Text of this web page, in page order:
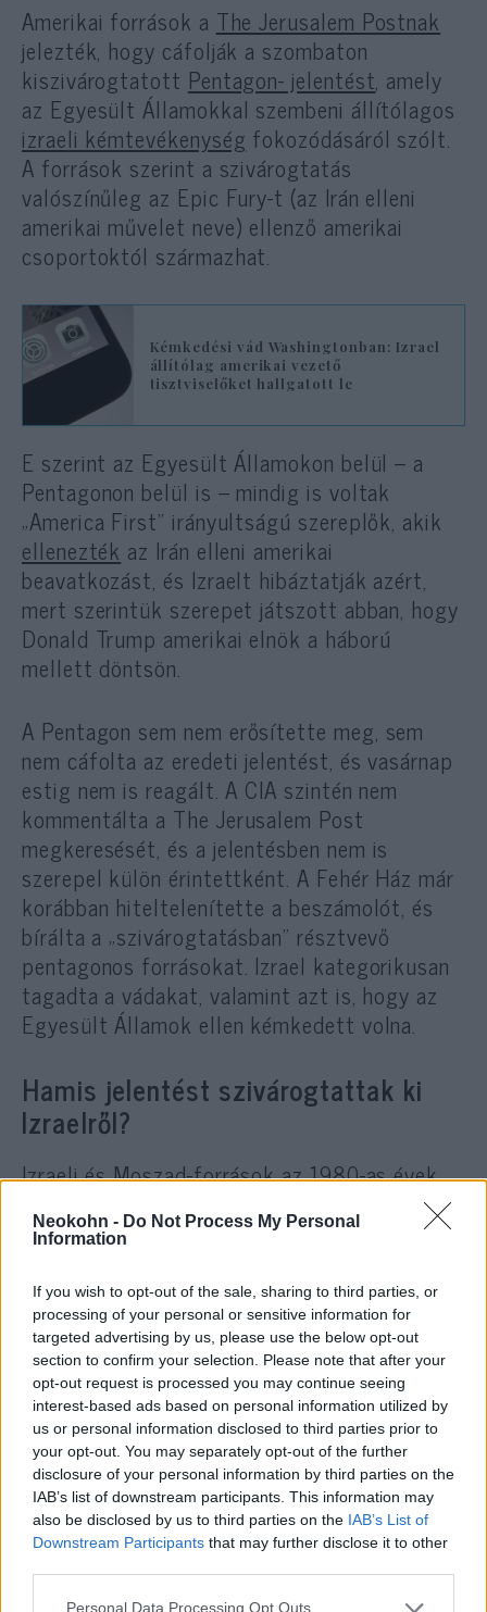
Neokohn - Do Not Process My Personal
Information
If you wish to opt-out of the sale, sharing to third parties, or
processing of your personal or sensitive information for
targeted advertising by us, please use the below opt-out
section to confirm your selection. Please note that after your
opt-out request is processed you may continue seeing
interest-based ads based on personal information utilized by
us or personal information disclosed to third parties prior to
your opt-out. You may separately opt-out of the further
disclosure of your personal information by third parties on the
IAB’s list of downstream participants. This information may
also be disclosed by us to third parties on the IAB’s List of
Downstream Participants that may further disclose it to other
Please note that this website/app uses one or more Google
Personal Data Processing Opt Outs
Amerikai források a The Jerusalem Postnak
jelezték, hogy cáfolják a szombaton
kiszivárogtatott Pentagon- jelentést, amely
az Egyesült Államokkal szembeni állítólagos
izraeli kémtevékenység fokozódásáról szólt.
A források szerint a szivárogtatás
valószínűleg az Epic Fury-t (az Irán elleni
amerikai művelet neve) ellenző amerikai
csoportoktól származhat.
Kémkedési vád Washingtonban: Izrael
állítólag amerikai vezető
tisztviselőket hallgatott le
E szerint az Egyesült Államokon belül – a
Pentagonon belül is – mindig is voltak
„America First” irányultságú szereplők, akik
ellenezték az Irán elleni amerikai
beavatkozást, és Izraelt hibáztatják azért,
mert szerintük szerepet játszott abban, hogy
Donald Trump amerikai elnök a háború
mellett döntsön.
A Pentagon sem nem erősítette meg, sem
nem cáfolta az eredeti jelentést, és vasárnap
estig nem is reagált. A CIA szintén nem
kommentálta a The Jerusalem Post
megkeresését, és a jelentésben nem is
szerepel külön érintettként. A Fehér Ház már
korábban hiteltelenítette a beszámolót, és
bírálta a „szivárogtatásban” résztvevő
pentagonos forrásokat. Izrael kategorikusan
tagadta a vádakat, valamint azt is, hogy az
Egyesült Államok ellen kémkedett volna.
Hamis jelentést szivárogtattak ki
Izraelről?
Izraeli és Moszad-források az 1980-as évek
kémügy óta következetesen tagadják az
annak idején súlyosan megterhelte a két
szövetséges viszonyát. Az elmúlt
évtizedekben a két ország közötti hírszerzési
együttműködés annyira kiterjedt, hogy
az általános értelmezés szerint
nem is lenne szükség olyan
információk megszerzésére,
amelyeket a felek egyébként is